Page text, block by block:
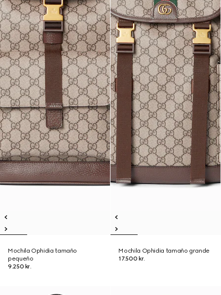
Mochila Ophidia tamaño
pequeño
9.250 kr.
Mochila Ophidia tamaño grande
17.500 kr.